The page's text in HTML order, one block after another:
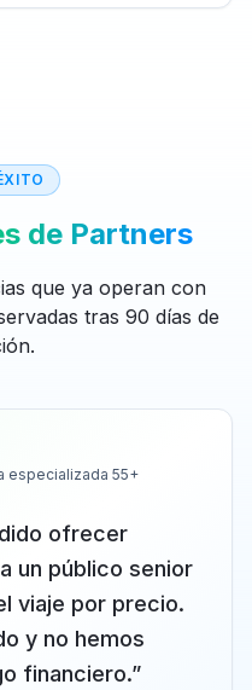
de Partners
que ya operan con
tras 90 días de
especializada 55+
ofrecer
un público senior
viaje por precio.
y no hemos
financiero.”